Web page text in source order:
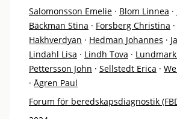
Salomonsson Emelie · Blom Linnea ·
Bäckman Stina · Forsberg Christina ·
Hakhverdyan · Hedman Johannes ·
Lindahl Lisa · Lindh Tova · Lundmark
Pettersson John · Sellstedt Erica ·
· Ågren Paul
Forum för beredskapsdiagnostik